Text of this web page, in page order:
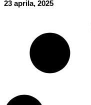
23 aprila, 2025